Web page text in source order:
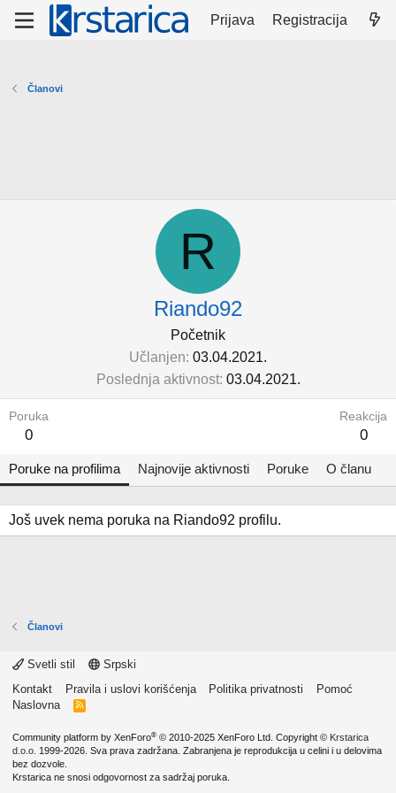
Prijava Registracija
Članovi
R
Riando92
Početnik
Učlanjen 03.04.2021.
Poslednja aktivnost 03.04.2021.
Poruka
0
Reakcija
0
Poruke na profilima Najnovije aktivnosti Poruke O članu
Još uvek nema poruka na Riando92 profilu.
Članovi
Svetli stil
Srpski
Kontakt
Pravila i uslovi korišćenja Politika privatnosti
Pomoć
Naslovna
R
Community platform by XenForo® © 2010-2025 XenForo Ltd. Copyright © Krstarica
d.o.o. 1999-2026. Sva prava zadržana. Zabranjena je reprodukcija u celini i u delovima
bez dozvole.
Krstarica ne snosi odgovornost za sadržaj poruka.